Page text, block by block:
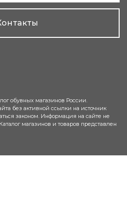
обувных магазинов России.
без активной ссылки на источник
законом. Информация на сайте не
магазинов и товаров представлен